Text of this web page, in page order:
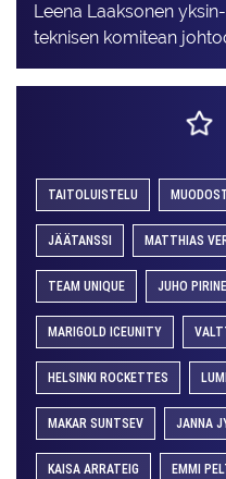
Leena Laaksonen
teknisen komitean
TAITOLUISTELU
JÄÄTANSSI MATTHIAS
TEAM UNIQUE JUHO
MARIGOLD ICEUNITY
HELSINKI ROCKETTES
MAKAR SUNTSEV JANNA
KAISA ARRATEIG EMMI